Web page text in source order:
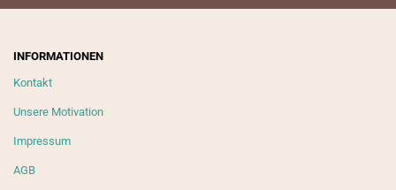
INFORMATIONEN
Kontakt
Unsere Motivation
Impressum
AGB